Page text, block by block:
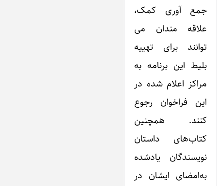
جمع آوری کمک،
علاقه مندان می
توانند برای تهییه
بلیط این برنامه به
مراکز اعلام شده در
این فراخوان رجوع
کنند. همچنین
کتاب‌های داستان
نویسندگان یادشده
به‌امضای ایشان در